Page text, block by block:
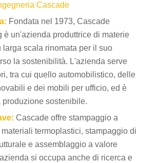
Cascade
Fondata nel 1973, Cascade
è un'azienda produttrice di materie
larga scala rinomata per il suo
la sostenibilità. L'azienda serve
tra cui quello automobilistico, delle
e dei mobili per ufficio, ed è
produzione sostenibile.
Cascade offre stampaggio a
termoplastici, stampaggio di
e assemblaggio a valore
si occupa anche di ricerca e